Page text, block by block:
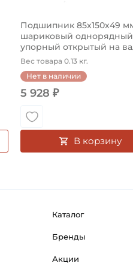
Подшипник 85х150х49
шариковый однорядный
упорный открытый на
Вес товара 0.13 кг.
Нет в наличии
5 928 ₽
В корзину
Каталог
Бренды
Акции